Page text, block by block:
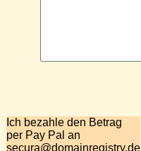
Ich bezahle den Betrag
per Pay Pal an
secura@domainregistry.de